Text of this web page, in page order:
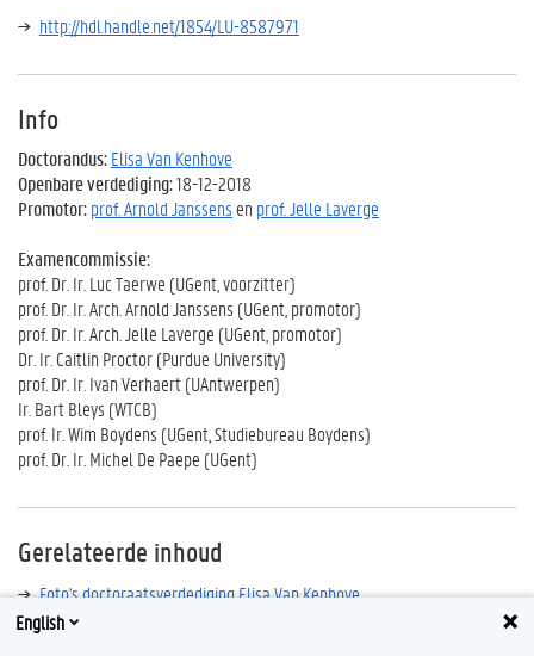
http://hdl.handle.net/1854/LU-8587971
Info
Doctorandus:Elisa Van Kenhove
Openbare verdediging:18-12-2018
Promotor:prof. Arnold Janssens en prof. Jelle Laverge
Examencommissie:
prof. Dr. Ir. Luc Taerwe (UGent, voorzitter)
prof. Dr. Ir. Arch. Arnold Janssens (UGent, promotor)
prof. Dr. Ir. Arch. Jelle Laverge (UGent, promotor)
Dr. Ir. Caitlin Proctor (Purdue University)
prof. Dr. Ir. Ivan Verhaert (UAntwerpen)
Ir. Bart Bleys (WTCB)
prof. Ir. Wim Boydens (UGent, Studiebureau Boydens)
prof. Dr. Ir. Michel De Paepe (UGent)
Gerelateerde inhoud
Foto's doctoraatsverdediging Elisa Van Kenhove
English